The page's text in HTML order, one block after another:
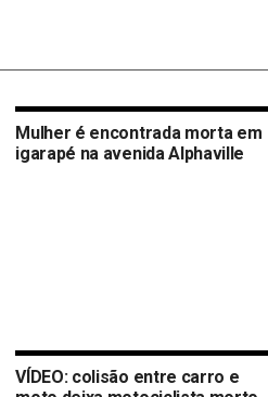
Mulher é encontrada morta em
igarapé na avenida Alphaville
VÍDEO: colisão entre carro e